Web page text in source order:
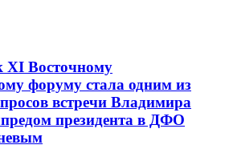
XI Восточному
форуму стала одним из
встречи Владимира
президента в ДФО